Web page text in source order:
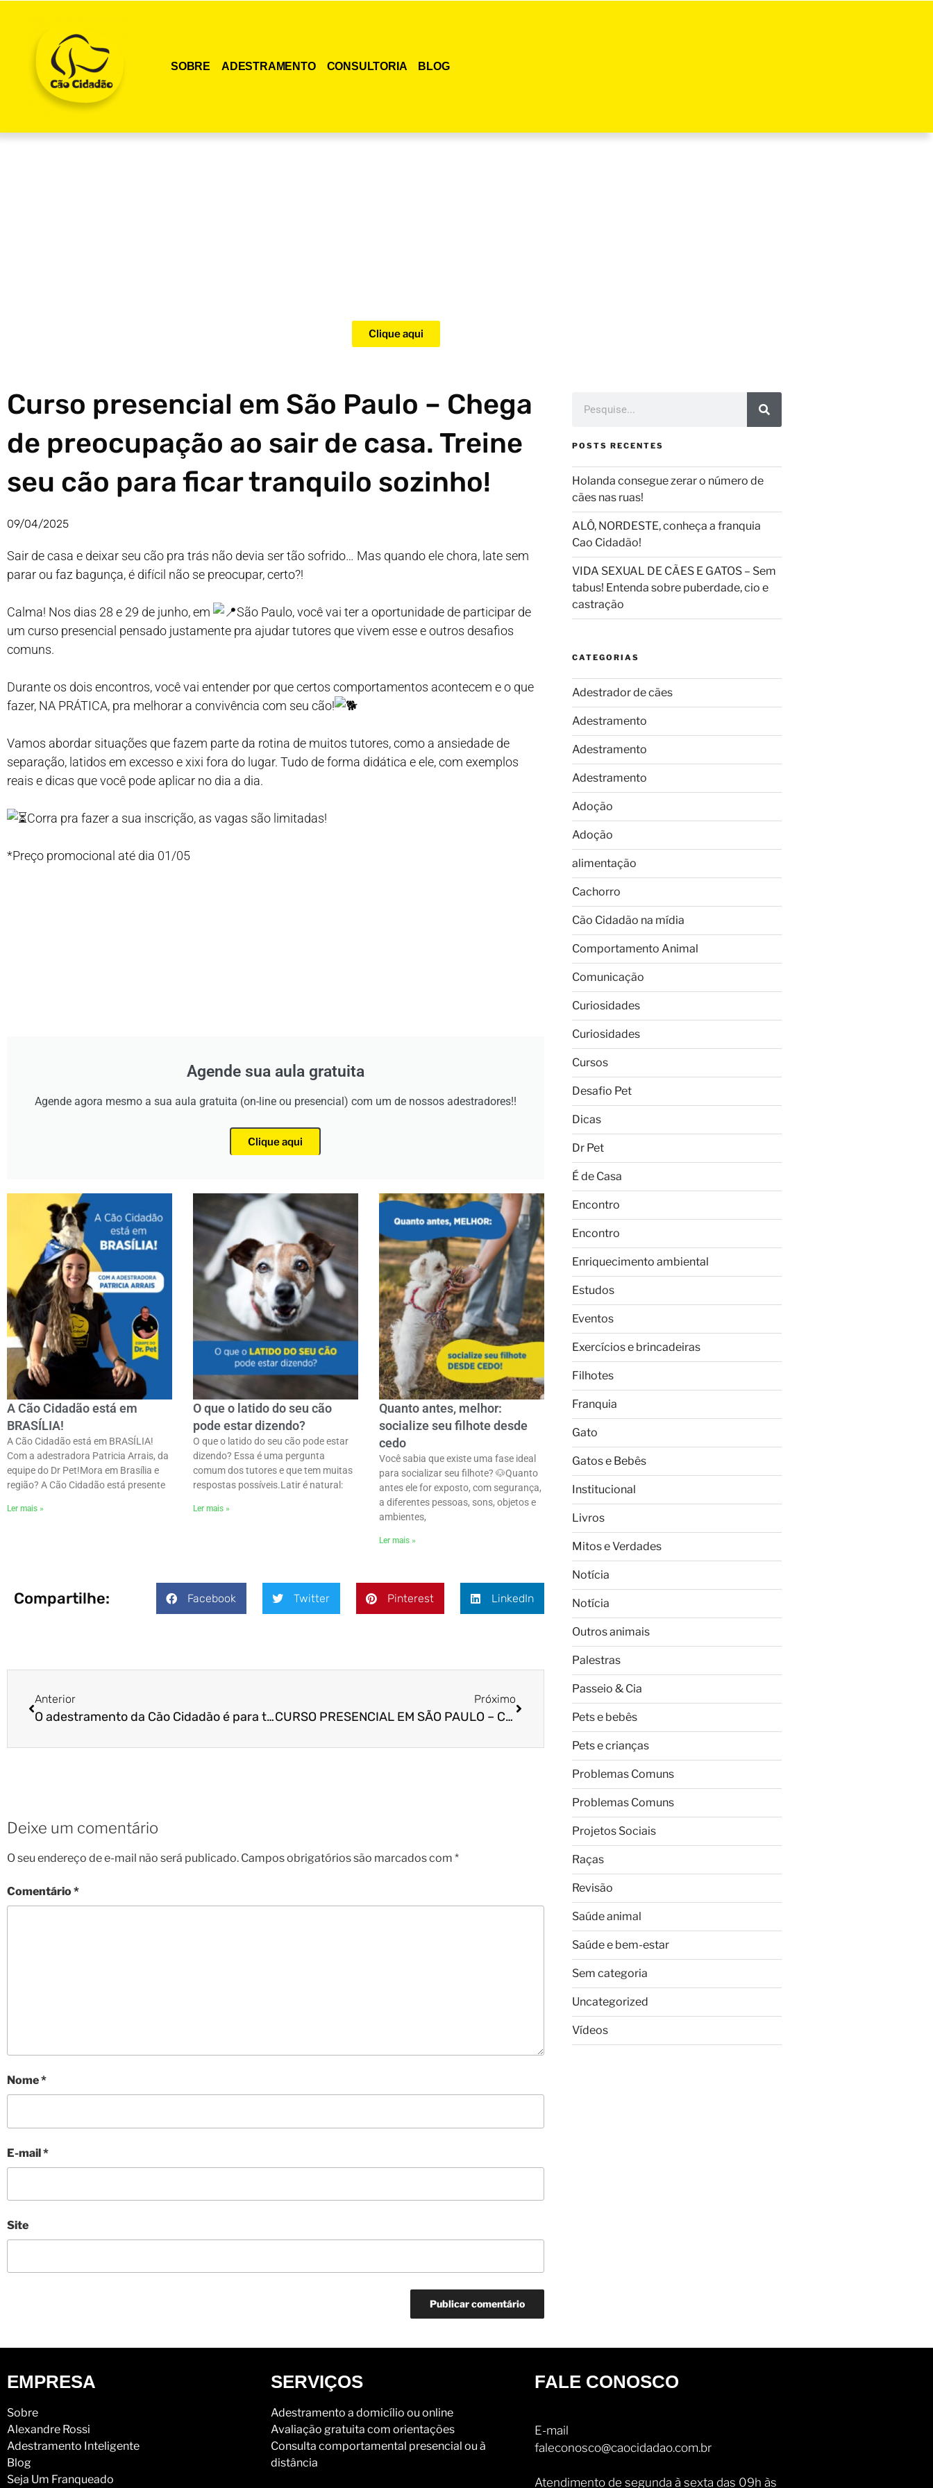
SOBRE ADESTRAMENTO CONSULTORIA BLOG
Clique aqui
Curso presencial em São Paulo – Chega
de preocupação ao sair de casa. Treine
seu cão para ficar tranquilo sozinho!
09/04/2025
Sair de casa e deixar seu cão pra trás não devia ser tão sofrido… Mas quando ele chora, late sem
parar ou faz bagunça, é difícil não se preocupar, certo?!
Calma! Nos dias 28 e 29 de junho, em
São Paulo, você vai ter a oportunidade de participar de
um curso presencial pensado justamente pra ajudar tutores que vivem esse e outros desafios
comuns.
Durante os dois encontros, você vai entender por que certos comportamentos acontecem e o que
fazer, NA PRÁTICA, pra melhorar a convivência com seu cão!
Vamos abordar situações que fazem parte da rotina de muitos tutores, como a ansiedade de
separação, latidos em excesso e xixi fora do lugar. Tudo de forma didática e ele, com exemplos
reais e dicas que você pode aplicar no dia a dia.
Corra pra fazer a sua inscrição, as vagas são limitadas!
*Preço promocional até dia 01/05
Agende sua aula gratuita
Agende agora mesmo a sua aula gratuita (on-line ou presencial) com um de nossos adestradores!!
Clique aqui
A Cão Cidadão está em
BRASÍLIA!
A Cão Cidadão está em BRASÍLIA!
Com a adestradora Patricia Arrais, da
equipe do Dr Pet!ㅤMora em Brasília e
região? A Cão Cidadão está presente
Ler mais »
O que o latido do seu cão
pode estar dizendo?
O que o latido do seu cão pode estar
dizendo? Essa é uma pergunta
comum dos tutores e que tem muitas
respostas possíveis.ㅤLatir é natural:
Ler mais »
Quanto antes, melhor:
socialize seu filhote desde
cedo
Você sabia que existe uma fase ideal
para socializar seu filhote? 🐶ㅤQuanto
antes ele for exposto, com segurança,
a diferentes pessoas, sons, objetos e
ambientes,
Ler mais »
Compartilhe: Facebook Twitter Pinterest LinkedIn
Anterior
O adestramento da Cāo Cidadāo é para toda família – Cobramos por família e não por pet!
Próximo
CURSO PRESENCIAL EM SÃO PAULO – Cão idoso também aprende e pode ter mais qualidade de vida!
Deixe um comentário
O seu endereço de e-mail não será publicado. Campos obrigatórios são marcados com *
Comentário*
Nome*
E-mail*
Site
POSTS RECENTES
Holanda consegue zerar o número de
cães nas ruas!
ALÔ, NORDESTE, conheça a franquia
Cao Cidadão!
VIDA SEXUAL DE CÃES E GATOS – Sem
tabus! Entenda sobre puberdade, cio e
castração
CATEGORIAS
Adestrador de cães
Adestramento
Adestramento
Adestramento
Adoção
Adoção
alimentação
Cachorro
Cão Cidadão na mídia
Comportamento Animal
Comunicação
Curiosidades
Curiosidades
Cursos
Desafio Pet
Dicas
Dr Pet
É de Casa
Encontro
Encontro
Enriquecimento ambiental
Estudos
Eventos
Exercícios e brincadeiras
Filhotes
Franquia
Gato
Gatos e Bebês
Institucional
Livros
Mitos e Verdades
Notícia
Notícia
Outros animais
Palestras
Passeio & Cia
Pets e bebês
Pets e crianças
Problemas Comuns
Problemas Comuns
Projetos Sociais
Raças
Revisão
Saúde animal
Saúde e bem-estar
Sem categoria
Uncategorized
Vídeos
EMPRESA
Sobre
Alexandre Rossi
Adestramento Inteligente
Blog
Seja Um Franqueado
SERVIÇOS
Adestramento a domicílio ou online
Avaliação gratuita com orientações
Consulta comportamental presencial ou à
distância
FALE CONOSCO
E-mail
faleconosco@caocidadao.com.br
Atendimento de segunda à sexta das 09h às